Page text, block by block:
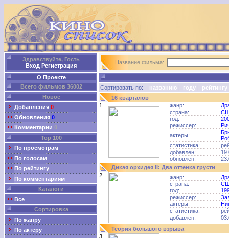
Здравствуйте, Гость
Вход Регистрация
О Проекте
Всего фильмов 36002
Новое
Добавления 0
Обновления 0
Комментарии 0
Top 100
По просмотрам
По голосам
По рейтингу
По комментариям
Каталоги
Все
Сортировка
По жанру
По актёру
Название фильма:
Сортировать по: названию | году | рейтингу
16 кварталов
1
жанр:
страна:
год:
режиссер:
актеры:
статистика:
добавлен:
обновлен:
Дикая орхидея II: Два оттенка грусти
2
жанр:
страна:
год:
режиссер:
актеры:
статистика:
добавлен:
Теория большого взрыва
3